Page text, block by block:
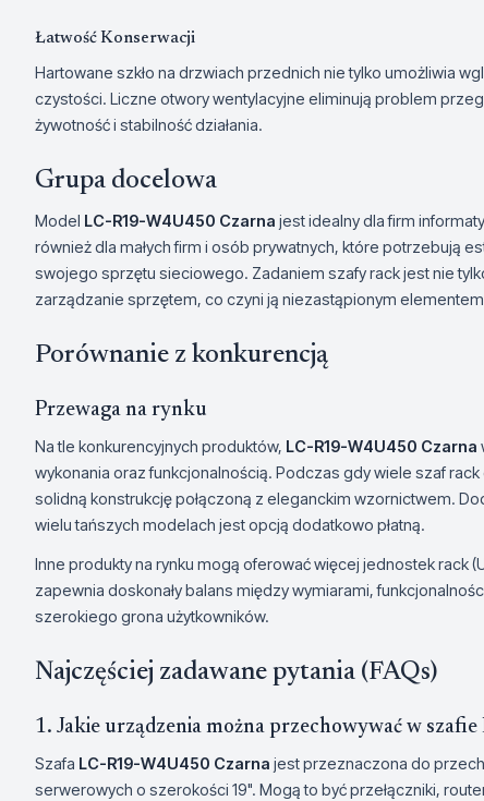
Łatwość Konserwacji
Hartowane szkło na drzwiach przednich nie tylko umożliwia
czystości. Liczne otwory wentylacyjne eliminują problem
żywotność i stabilność działania.
Grupa docelowa
Model LC-R19-W4U450 Czarna jest idealny dla firm
również dla małych firm i osób prywatnych, które potrzebują
swojego sprzętu sieciowego. Zadaniem szafy rack jest nie
zarządzanie sprzętem, co czyni ją niezastąpionym
Porównanie z konkurencją
Przewaga na rynku
Na tle konkurencyjnych produktów, LC-R19-W4U450 Czarna
wykonania oraz funkcjonalnością. Podczas gdy wiele szaf
solidną konstrukcję połączoną z eleganckim wzornictwem.
wielu tańszych modelach jest opcją dodatkowo płatną.
Inne produkty na rynku mogą oferować więcej jednostek rack
zapewnia doskonały balans między wymiarami,
szerokiego grona użytkowników.
Najczęściej zadawane pytania (FAQs)
1. Jakie urządzenia można przechowywać w
Szafa LC-R19-W4U450 Czarna jest przeznaczona do
serwerowych o szerokości 19". Mogą to być przełączniki,